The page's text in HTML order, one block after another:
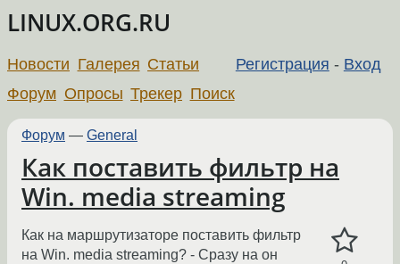
LINUX.ORG.RU
Регистрация - Вход
Новости Галерея Статьи
Форум Опросы Трекер Поиск
Форум — General
Как поставить фильтр на
Win. media streaming
Как на маршрутизаторе поставить фильтр
на Win. media streaming? - Cразу на он